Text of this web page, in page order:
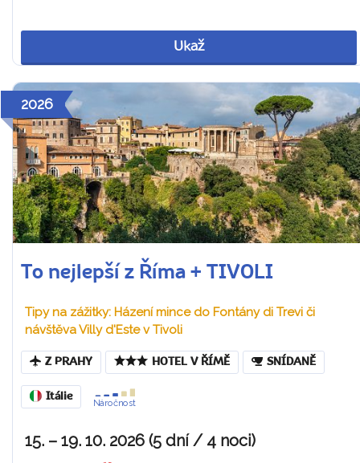
Ukaž
2026
To nejlepší z Říma + TIVOLI
Tipy na zážitky: Házení mince do Fontány di Trevi či
návštěva Villy d'Este v Tivoli
Z PRAHY HOTEL V ŘÍMĚ SNÍDANĚ
Itálie
Náročnost
15. – 19. 10. 2026 (5 dní / 4 noci)